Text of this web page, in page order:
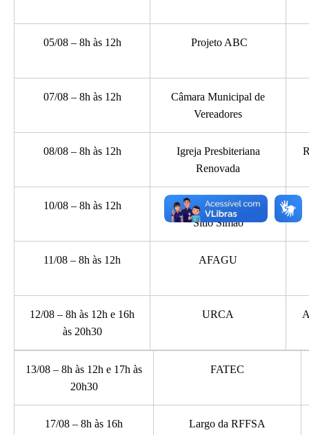
05/08 – 8h às 12h Projeto ABC
07/08 – 8h às 12h
Câmara Municipal de
Vereadores
08/08 – 8h às 12h
Igreja Presbiteriana
Renovada
10/08 – 8h às 12h
Unidade de Saúde do
Sítio Simão
11/08 – 8h às 12h AFAGU
12/08 – 8h às 12h e 16h
às 20h30
URCA
13/08 – 8h às 12h e 17h às
20h30
FATEC
17/08 – 8h às 16h Largo da RFFSA